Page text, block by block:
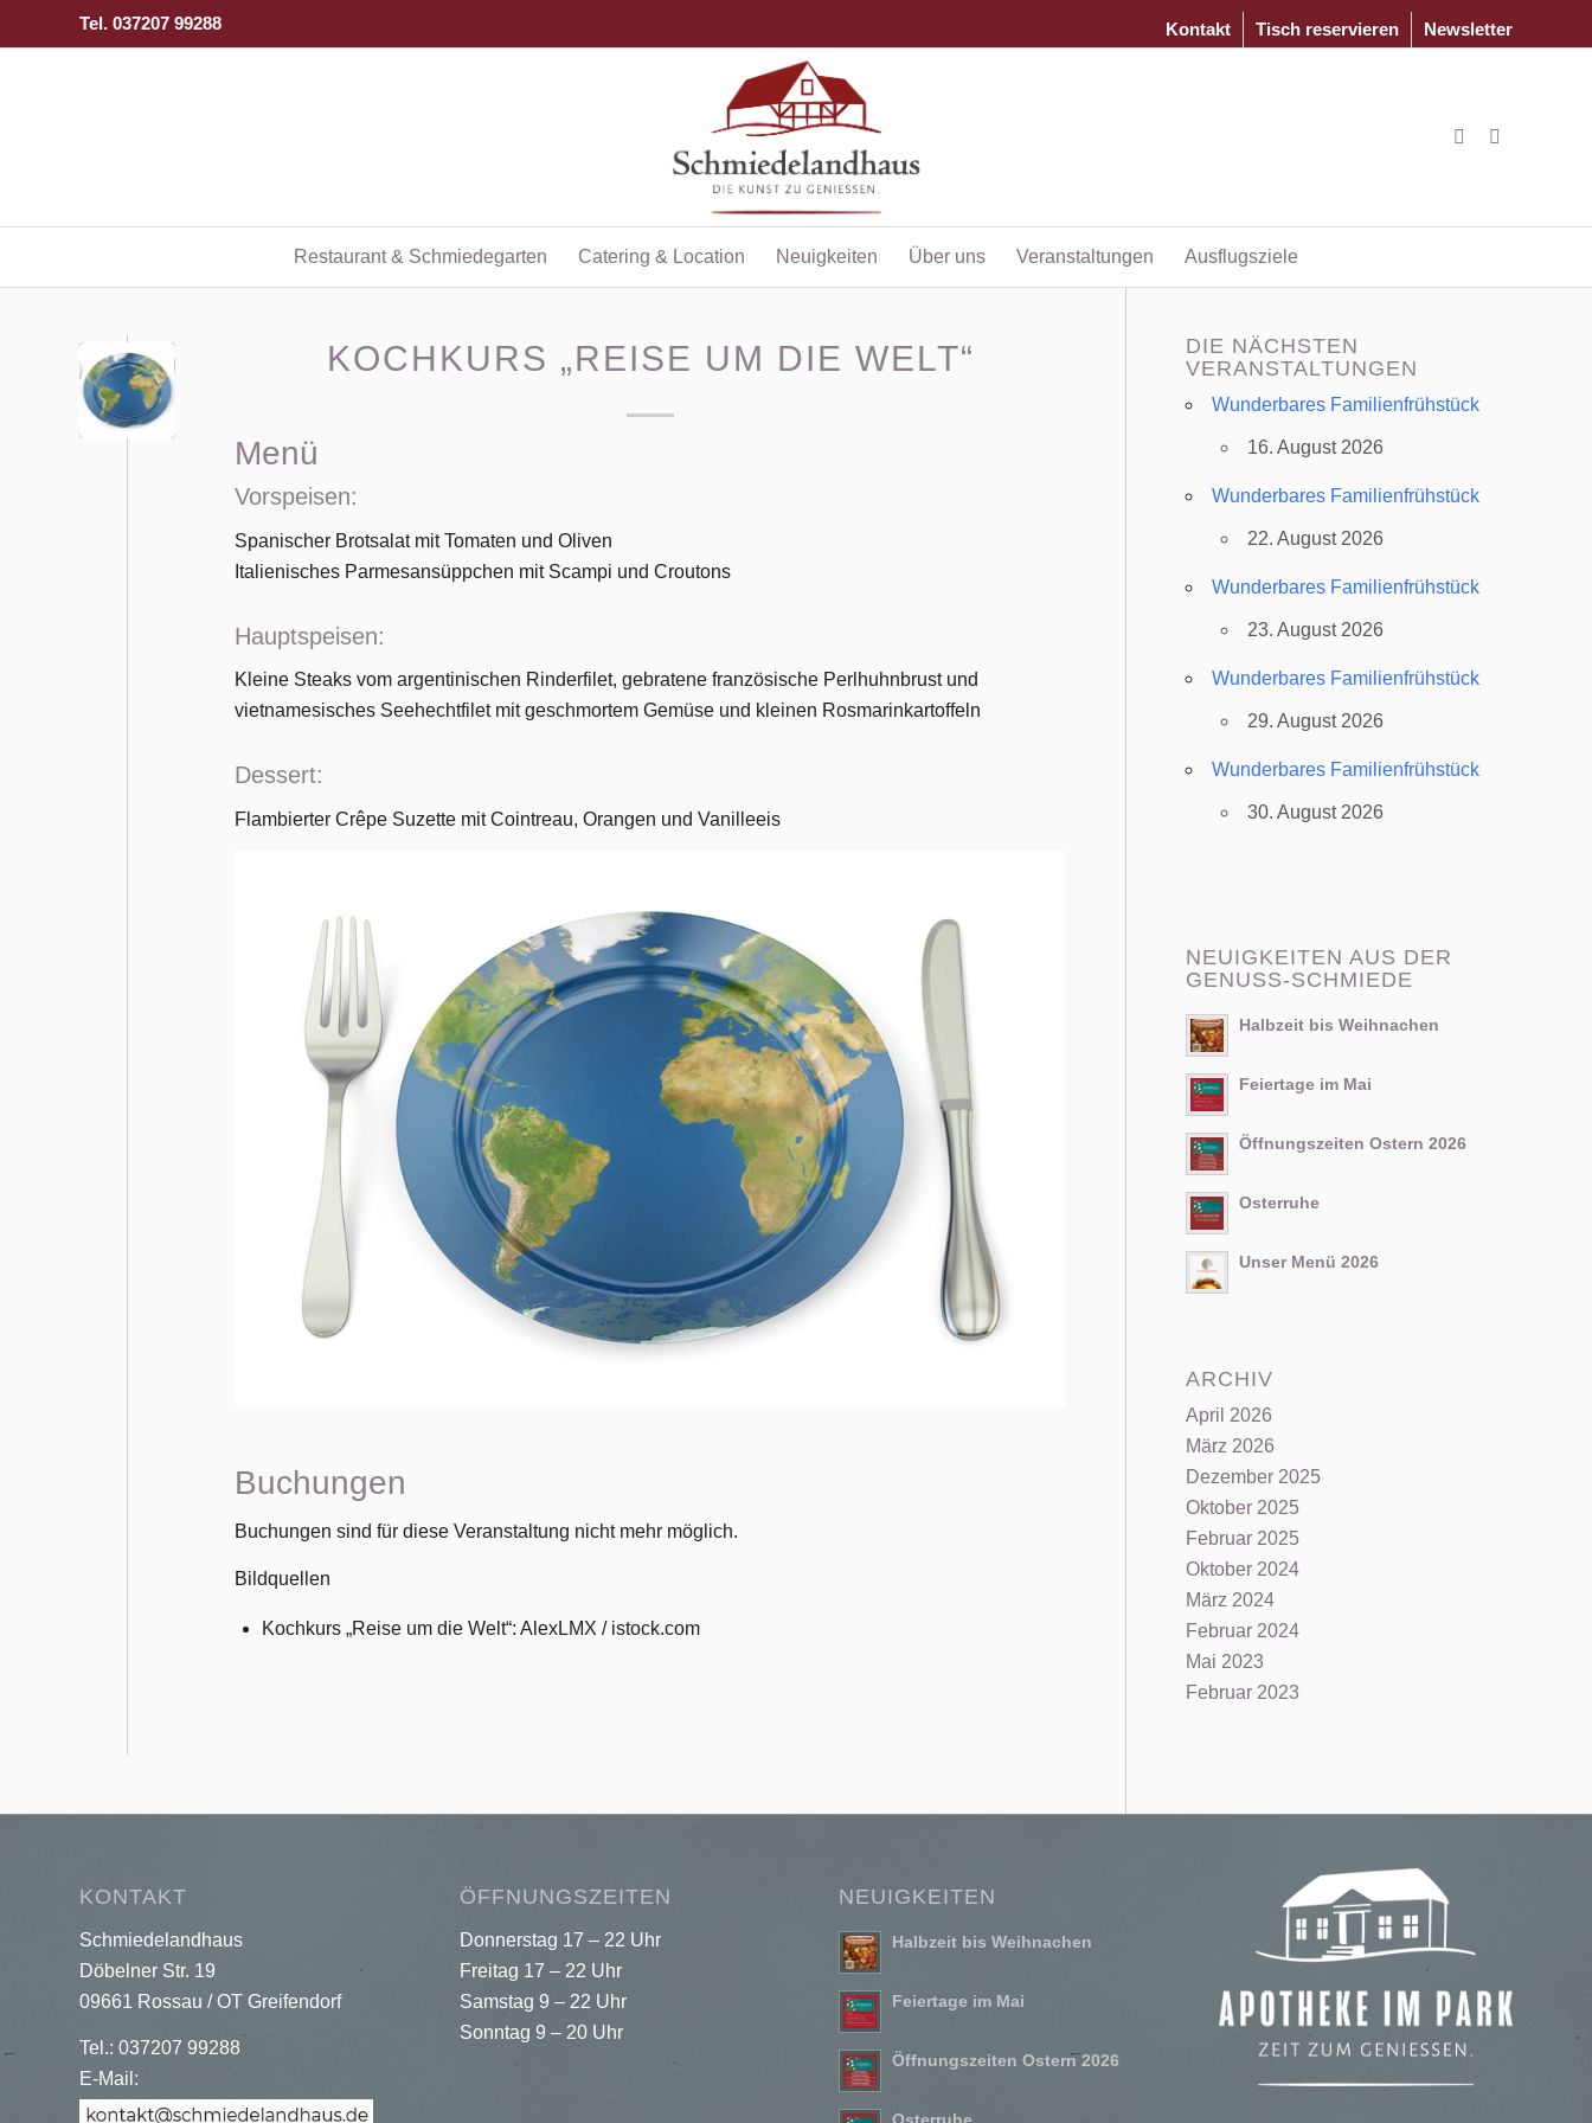
Kontakt Tisch reservieren Newsletter
Tel. 037207 99288
Restaurant & Schmiedegarten Catering & Location Neuigkeiten Über uns Veranstaltungen Ausflugsziele
KOCHKURS „REISE UM DIE WELT“
Menü
Vorspeisen:
Spanischer Brotsalat mit Tomaten und Oliven
Italienisches Parmesansüppchen mit Scampi und Croutons
Hauptspeisen:
Kleine Steaks vom argentinischen Rinderfilet, gebratene französische Perlhuhnbrust und
vietnamesisches Seehechtfilet mit geschmortem Gemüse und kleinen Rosmarinkartoffeln
Dessert:
Flambierter Crêpe Suzette mit Cointreau, Orangen und Vanilleeis
Buchungen
Buchungen sind für diese Veranstaltung nicht mehr möglich.
Bildquellen
Kochkurs „Reise um die Welt“: AlexLMX / istock.com
DIE NÄCHSTEN
VERANSTALTUNGEN
Wunderbares Familienfrühstück
16. August 2026
Wunderbares Familienfrühstück
22. August 2026
Wunderbares Familienfrühstück
23. August 2026
Wunderbares Familienfrühstück
29. August 2026
Wunderbares Familienfrühstück
30. August 2026
NEUIGKEITEN AUS DER
GENUSS-SCHMIEDE
Halbzeit bis Weihnachen
Feiertage im Mai
Öffnungszeiten Ostern 2026
Osterruhe
Unser Menü 2026
ARCHIV
April 2026
März 2026
Dezember 2025
Oktober 2025
Februar 2025
Oktober 2024
März 2024
Februar 2024
Mai 2023
Februar 2023
KONTAKT
Schmiedelandhaus
Döbelner Str. 19
09661 Rossau / OT Greifendorf
Tel.: 037207 99288
E-Mail:
ÖFFNUNGSZEITEN
Donnerstag 17 – 22 Uhr
Freitag 17 – 22 Uhr
Samstag 9 – 22 Uhr
Sonntag 9 – 20 Uhr
NEUIGKEITEN
Halbzeit bis Weihnachen
Feiertage im Mai
Öffnungszeiten Ostern 2026